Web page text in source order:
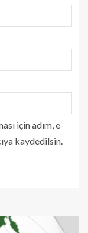
için adım, e-
kaydedilsin.